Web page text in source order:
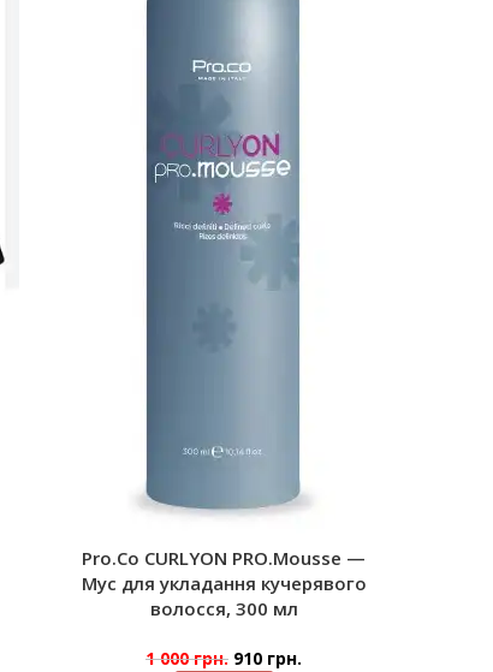
Pro.Co CURLYON PRO.Mousse —
Мус для укладання кучерявого
волосся, 300 мл
1 000грн. 910 грн.